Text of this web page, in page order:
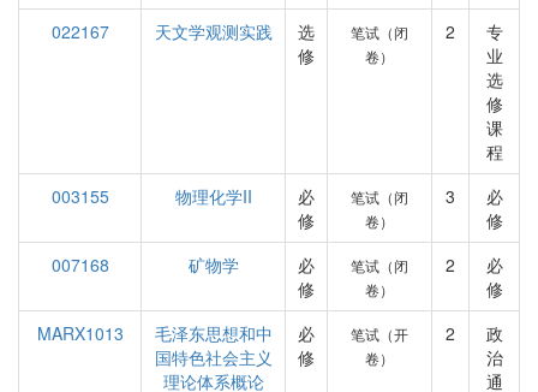
022167
天文学观测实践
选
修
笔试（闭
卷）
2
专
业
选
修
课
程
003155
物理化学II
必
修
笔试（闭
卷）
3
必
修
007168
矿物学
必
修
笔试（闭
卷）
2
必
修
MARX1013
毛泽东思想和中
国特色社会主义
理论体系概论
必
修
笔试（开
卷）
2
政
治
通